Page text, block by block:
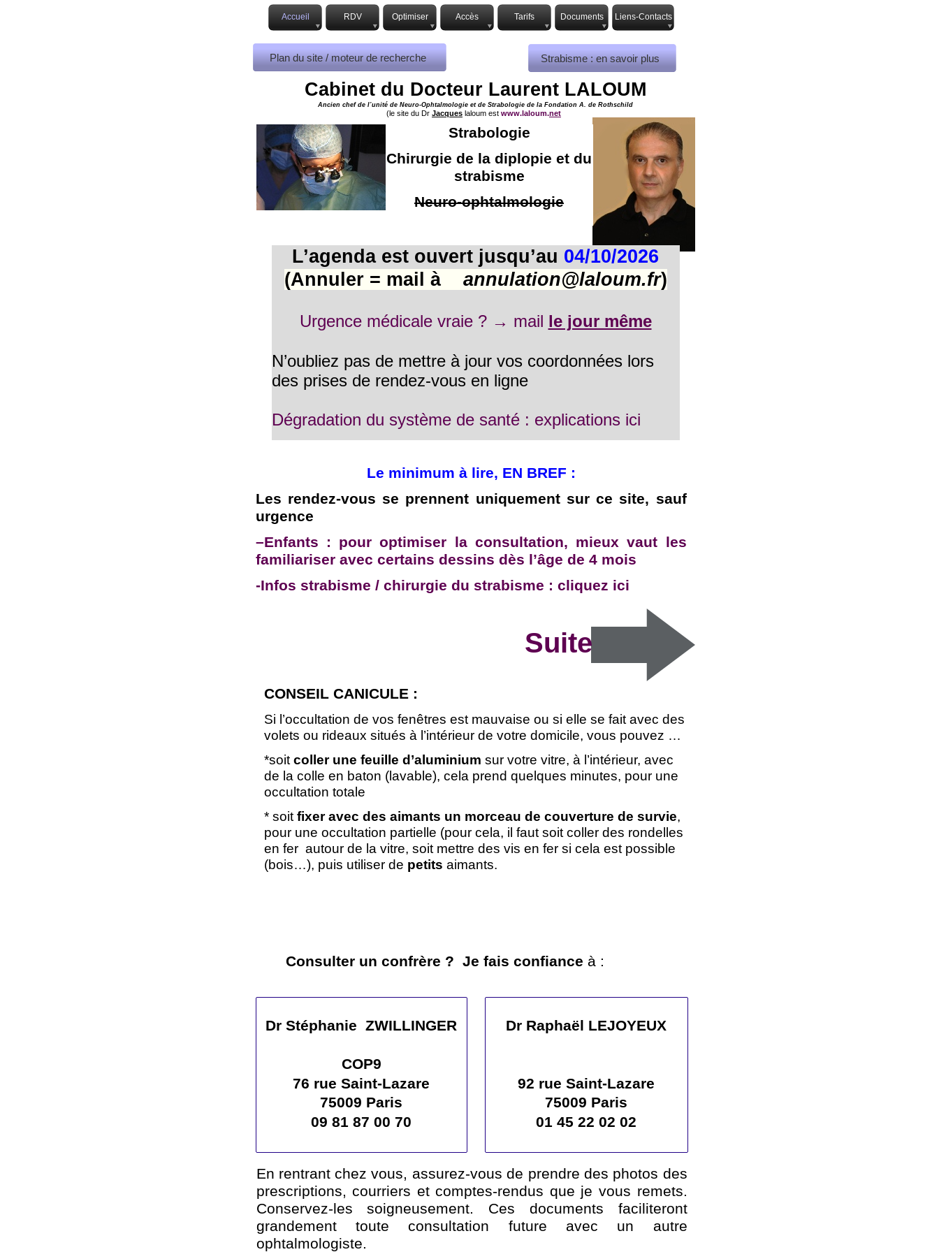
Accueil RDV Optimiser Accès Tarifs Documents Liens-Contacts
Cabinet du Docteur Laurent LALOUM
Ancien chef de l’unité de Neuro-Ophtalmologie et de Strabologie de la Fondation A. de Rothschild
(le site du Dr Jacques laloum est www.laloum.net
Plan du site / moteur de recherche Strabisme : en savoir plus
Le minimum à lire, EN BREF :
Les rendez-vous se prennent uniquement sur ce site, sauf
urgence
–Enfants : pour optimiser la consultation, mieux vaut les
familiariser avec certains dessins dès l’âge de 4 mois
-Infos strabisme / chirurgie du strabisme : cliquez ici
Suite
L’agenda est ouvert jusqu’au 04/10/2026
(Annuler = mail à annulation@laloum.fr)
Urgence médicale vraie ? → mail le jour même
N’oubliez pas de mettre à jour vos coordonnées lors
des prises de rendez-vous en ligne
Dégradation du système de santé : explications ici
En rentrant chez vous, assurez-vous de prendre des photos des
prescriptions, courriers et comptes-rendus que je vous remets.
Conservez-les soigneusement. Ces documents faciliteront
grandement toute consultation future avec un autre
ophtalmologiste.
Dr Stéphanie ZWILLINGER
COP9
76 rue Saint-Lazare
75009 Paris
09 81 87 00 70
Dr Raphaël LEJOYEUX
92 rue Saint-Lazare
75009 Paris
01 45 22 02 02
Strabologie
Chirurgie de la diplopie et du
strabisme
Neuro-ophtalmologie
Consulter un confrère ? Je fais confiance à :
CONSEIL CANICULE :
Si l’occultation de vos fenêtres est mauvaise ou si elle se fait avec des
volets ou rideaux situés à l’intérieur de votre domicile, vous pouvez …
*soit coller une feuille d’aluminium sur votre vitre, à l’intérieur, avec
de la colle en baton (lavable), cela prend quelques minutes, pour une
occultation totale
* soit fixer avec des aimants un morceau de couverture de survie,
pour une occultation partielle (pour cela, il faut soit coller des rondelles
en fer autour de la vitre, soit mettre des vis en fer si cela est possible
(bois…), puis utiliser de petits aimants.